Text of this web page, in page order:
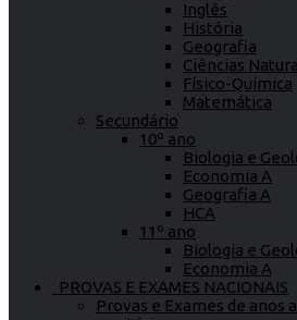
Inglês
História
Geografia
Ciências
Físico-Química
Matemática
Secundário
10º ano
Biologia e
Economia A
Geografia A
HCA
11º ano
Biologia e
Economia A
PROVAS E EXAMES NACIONAIS
Provas e Exames de anos